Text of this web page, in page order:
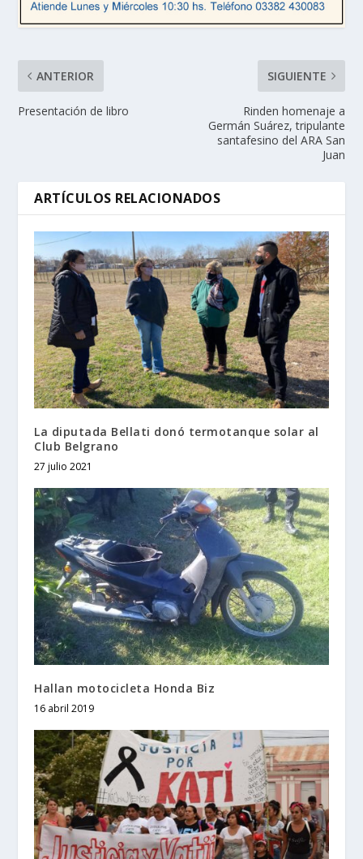
ANTERIOR
Presentación de libro
SIGUIENTE
Rinden homenaje a
Germán Suárez, tripulante
santafesino del ARA San
Juan
ARTÍCULOS RELACIONADOS
La diputada Bellati donó termotanque solar al
Club Belgrano
27 julio 2021
Hallan motocicleta Honda Biz
16 abril 2019